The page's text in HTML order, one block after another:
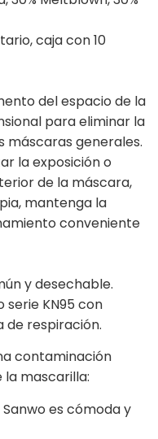
caja con 10
del espacio de la
para eliminar la
máscaras generales.
la exposición o
de la máscara,
mantenga la
conveniente
y desechable.
KN95 con
de respiración.
contaminación
mascarilla:
es cómoda y